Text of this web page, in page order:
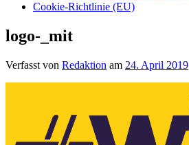
Cookie-Richtlinie (EU)
logo-_mit
Verfasst von Redaktion am 24. April 2019